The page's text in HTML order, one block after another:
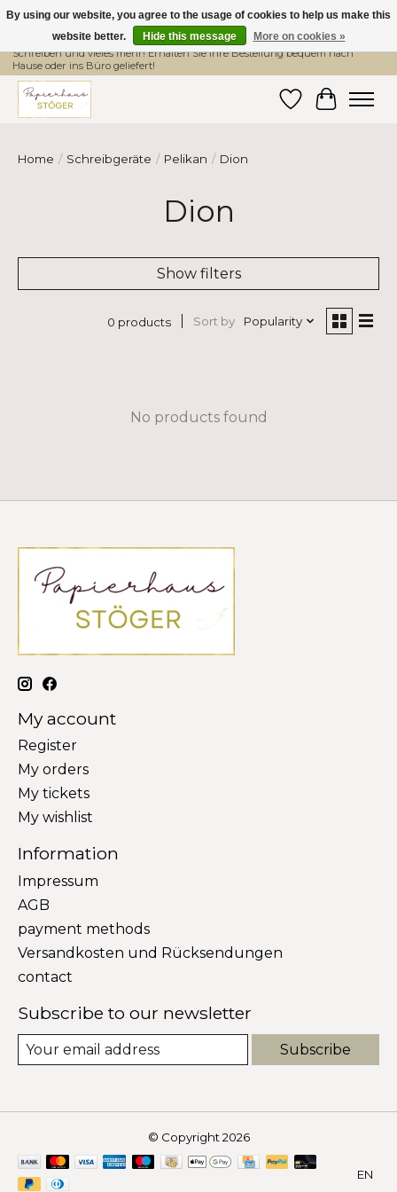
Hier finden Sie hochwertige Produkte im Bereich Schule, Büro, Papier,
Schreiben und vieles mehr! Erhalten Sie Ihre Bestellung bequem nach
Hause oder ins Büro geliefert!
WishlistCart
Home / Schreibgeräte / Pelikan / Dion
Dion
Show filters
0 products Sort by Popularity
No products found
My account
Register
My orders
My tickets
My wishlist
Information
Impressum
AGB
payment methods
Versandkosten und Rücksendungen
contact
Subscribe to our newsletter
Subscribe
© Copyright 2026
EN
By using our website, you agree to the usage of cookies to help us make this
website better.
Hide this message More on cookies »